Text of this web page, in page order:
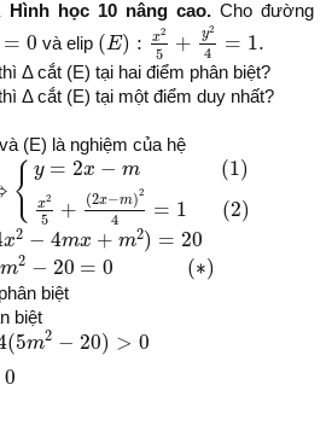
Hình học 10 nâng cao. Cho đường
= 0 và elip (E) : x2
5 + y2
4 = 1.
(E :x25+ y24= 1.
Δ cắt (E) tại hai điểm phân biệt?
Δ cắt (E) tại một điểm duy nhất?
(E) là nghiệm của hệ
{ y = 2x − m (1)
x2
5 + (2x−m)2
4 = 1 (2)
1⇔{y =2x−m(1 )x25+( −m)
x2 − 4mx + m2) = 20
− 4m x + 20
m2 − 20 = 0 (∗)
20= ∗)
biệt
biệt
(5m2 − 20) > 0
0
−20)> ⇔−20 2+